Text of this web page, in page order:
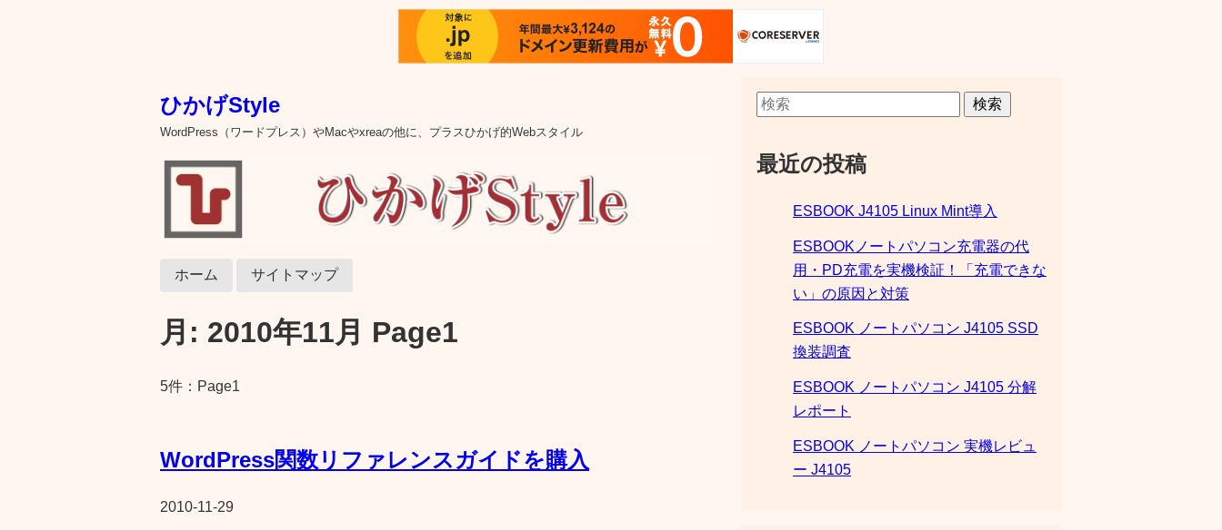
ひかげStyle
WordPress（ワードプレス）やMacやxreaの他に、プラスひかげ的Webスタイル
ホーム サイトマップ
月: 2010年11月 Page1
5件：Page1
WordPress関数リファレンスガイドを購入
2010-11-29
検索
最近の投稿
ESBOOK J4105 Linux Mint導入
ESBOOKノートパソコン充電器の代
用・PD充電を実機検証！「充電できな
い」の原因と対策
ESBOOK ノートパソコン J4105 SSD
換装調査
ESBOOK ノートパソコン J4105 分解
レポート
ESBOOK ノートパソコン 実機レビュ
ー J4105